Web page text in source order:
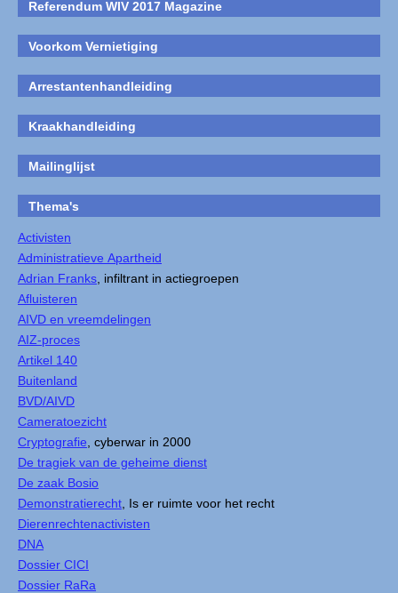
Referendum WIV 2017 Magazine
Voorkom Vernietiging
Arrestantenhandleiding
Kraakhandleiding
Mailinglijst
Thema's
Activisten
Administratieve Apartheid
Adrian Franks , infiltrant in actiegroepen
Afluisteren
AIVD en vreemdelingen
AIZ-proces
Artikel 140
Buitenland
BVD/AIVD
Cameratoezicht
Cryptografie , cyberwar in 2000
De tragiek van de geheime dienst
De zaak Bosio
Demonstratierecht , Is er ruimte voor het recht
Dierenrechtenactivisten
DNA
Dossier CICI
Dossier RaRa